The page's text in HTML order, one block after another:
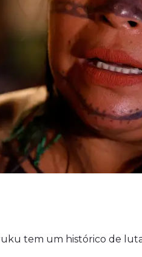
tem um histórico de